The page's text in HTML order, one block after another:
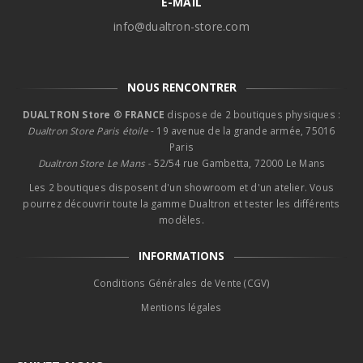
info@dualtron-store.com
NOUS RENCONTRER
DUALTRON Store ® FRANCE dispose de 2 boutiques physiques :
Dualtron Store Paris étoile- 19 avenue de la grande armée, 75016
Paris
Dualtron Store Le Mans - 52/54 rue Gambetta, 72000 Le Mans
Les 2 boutiques disposent d'un showroom et d'un atelier. Vous
pourrez découvrir toute la gamme Dualtron et tester les différents
modèles.
INFORMATIONS
Conditions Générales de Vente (CGV)
Mentions légales